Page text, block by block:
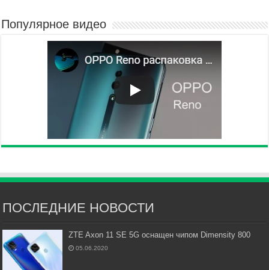
Популярное видео
ПОСЛЕДНИЕ НОВОСТИ
ZTE Axon 11 SE 5G оснащен чипом Dimensity 800
05.06.2020